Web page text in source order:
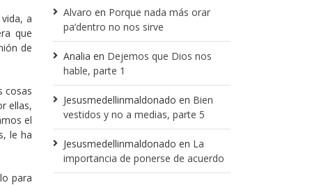
a
que
de
cosas
ellas,
el
le ha
para
Alvaro en Porque nada más orar
pa’dentro no nos sirve
Analia en Dejemos que Dios nos
hable, parte 1
Jesusmedellinmaldonado en Bien
vestidos y no a medias, parte 5
Jesusmedellinmaldonado en La
importancia de ponerse de acuerdo